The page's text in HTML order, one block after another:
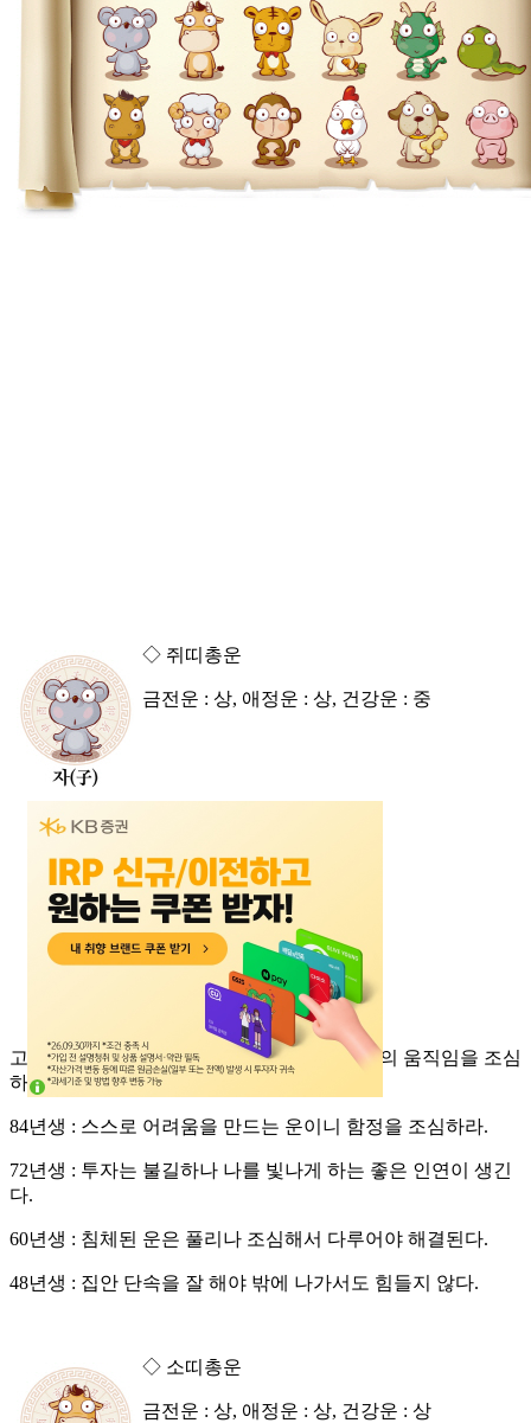
◇ 쥐띠총운
금전운 : 상, 애정운 : 상, 건강운 : 중
고기가 변하여 용이 되니 명예는 길하나 재물의 움직임을 조심
하라.
84년생 : 스스로 어려움을 만드는 운이니 함정을 조심하라.
72년생 : 투자는 불길하나 나를 빛나게 하는 좋은 인연이 생긴
다.
60년생 : 침체된 운은 풀리나 조심해서 다루어야 해결된다.
48년생 : 집안 단속을 잘 해야 밖에 나가서도 힘들지 않다.
◇ 소띠총운
금전운 : 상, 애정운 : 상, 건강운 : 상